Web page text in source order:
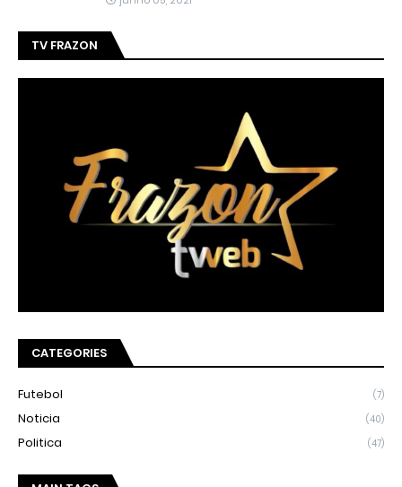
TV FRAZON
CATEGORIES
Futebol (7)
Noticia (40)
Politica (47)